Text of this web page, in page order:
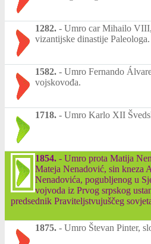
1282. - Umro car Mihailo
vizantijske dinastije Paleologa.
1582. - Umro Fernando
vojskovođa.
1718. - Umro Karlo XII
1854. - Umro prota Matija
Mateja Nenadović, sin kneza
Nenadovića, pogubljenog u
vojvoda iz Prvog srpskog
predsednik Praviteljstvujuščeg
1875. - Umro Števan Pinter,